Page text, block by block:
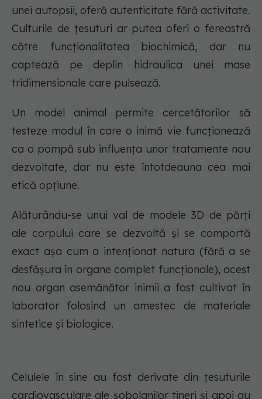
unei autopsii, oferă autenticitate fără activitate.
Culturile de țesuturi ar putea oferi o fereastră
către funcționalitatea biochimică, dar nu
captează pe deplin hidraulica unei mase
tridimensionale care pulsează.
Un model animal permite cercetătorilor să
testeze modul în care o inimă vie funcționează
ca o pompă sub influența unor tratamente nou
dezvoltate, dar nu este întotdeauna cea mai
etică opțiune.
Alăturându-se unui val de modele 3D de părți
ale corpului care se dezvoltă și se comportă
exact așa cum a intenționat natura (fără a se
desfășura în organe complet funcționale), acest
nou organ asemănător inimii a fost cultivat în
laborator folosind un amestec de materiale
sintetice și biologice.
Celulele în sine au fost derivate din țesuturile
cardiovasculare ale șobolanilor tineri și apoi au